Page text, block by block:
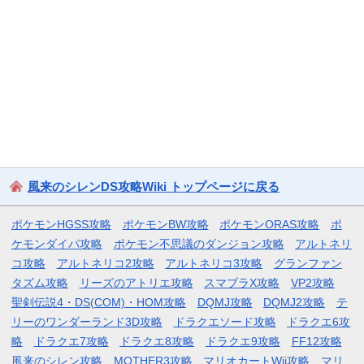
風来のシレンDS攻略Wiki トップページに戻る
ポケモンHGSS攻略 ポケモンBW攻略 ポケモンORAS攻略
ポ
ケモンダイパ攻略
ポケモン不思議のダンジョン攻略
アルトネリ
コ攻略
アルトネリコ2攻略 アルトネリコ3攻略
グランファン
タズム攻略
リーズのアトリエ攻略 スマブラX攻略
VP2攻略
聖剣伝説4・DS(COM)・HOM攻略
DQMJ攻略 DQMJ2攻略
テ
リーのワンダーランド3D攻略
ドラクエソード攻略
ドラクエ6攻
略
ドラクエ7攻略 ドラクエ8攻略 ドラクエ9攻略
FF12攻略
風来のシレン攻略
MOTHER3攻略 マリオカートWii攻略 マリ